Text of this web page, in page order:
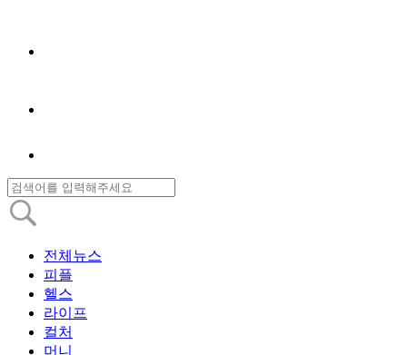
전체뉴스
피플
헬스
라이프
컬처
머니